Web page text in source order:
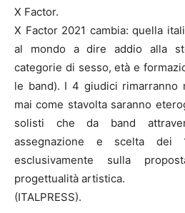
X Factor.
X Factor 2021 cambia: quella
al mondo a dire addio alla
categorie di sesso, età e
le band). I 4 giudici rimarranno
mai come stavolta saranno
solisti che da band
assegnazione e scelta dei
esclusivamente sulla
progettualità artistica.
(ITALPRESS).